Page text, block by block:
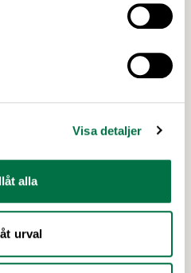
Visa detaljer
alla
urval
möjlighet att
finaljuryn som Folkets röst.
Karolina Sparring, …
industri under